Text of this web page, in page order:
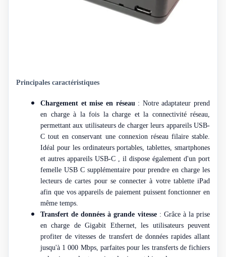
Principales caractéristiques
Chargement et mise en réseau : Notre adaptateur prend
en charge à la fois la charge et la connectivité réseau,
permettant aux utilisateurs de charger leurs appareils USB-
C tout en conservant une connexion réseau filaire stable.
Idéal pour les ordinateurs portables, tablettes, smartphones
et autres appareils USB-C
, il dispose également d'un port
femelle USB C supplémentaire pour prendre en charge les
lecteurs de cartes pour se connecter à votre tablette iPad
afin que vos appareils de paiement puissent fonctionner en
même temps.
Transfert de données à grande vitesse : Grâce à la prise
en charge de Gigabit Ethernet, les utilisateurs peuvent
profiter de vitesses de transfert de données rapides allant
jusqu'à 1 000 Mbps, parfaites pour les transferts de fichiers